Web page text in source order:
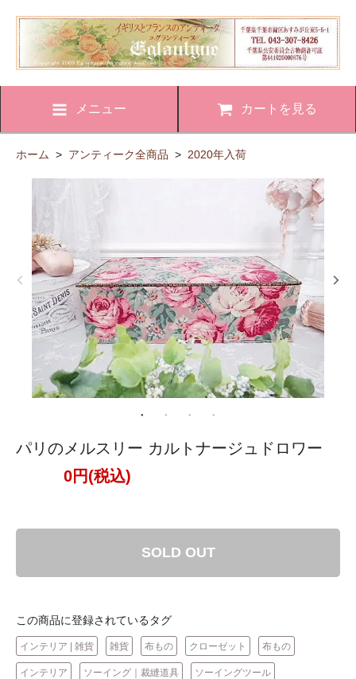
メニュー カートを見る
ホーム > アンティーク全商品 > 2020年入荷
パリのメルスリー カルトナージュドロワー
0円(税込)
SOLD OUT
この商品に登録されているタグ
インテリア | 雑貨 雑貨 布もの クローゼット 布もの
インテリア ソーイング｜裁縫道具 ソーイングツール